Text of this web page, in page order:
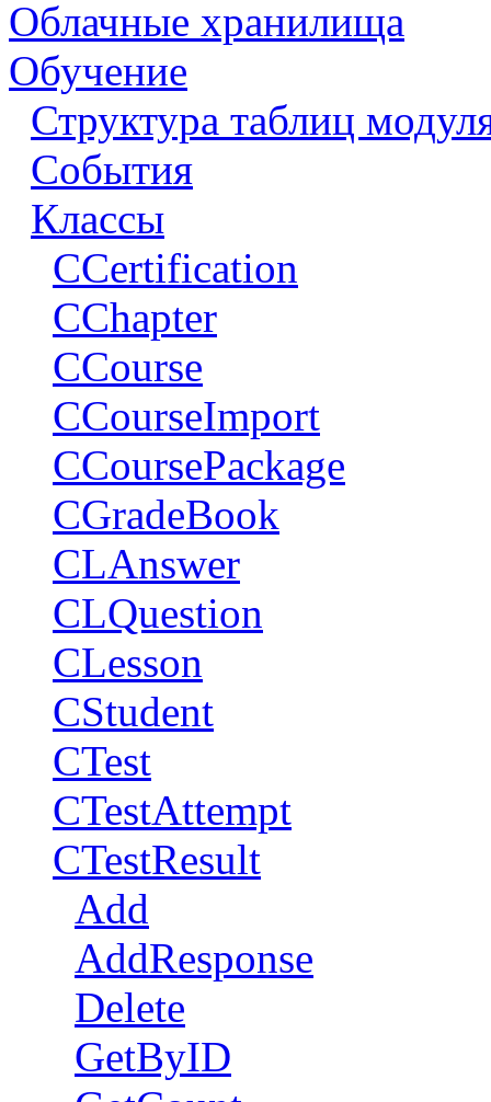
Облачные хранилища
Обучение
Структура таблиц
События
Классы
CCertification
CChapter
CCourse
CCourseImport
CCoursePackage
CGradeBook
CLAnswer
CLQuestion
CLesson
CStudent
CTest
CTestAttempt
CTestResult
Add
AddResponse
Delete
GetByID